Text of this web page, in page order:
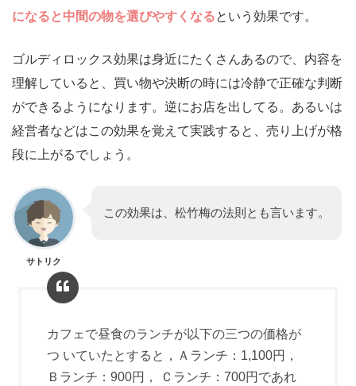
になると中間の物を選びやすくなるという効果です。
ゴルディロックス効果は身近にたくさんあるので、内容を
理解していると、買い物や決断の時には冷静で正確な判断
ができるようになります。逆にお店を出してる。あるいは
経営者などはこの効果を覚えて実践すると、売り上げが格
段に上がるでしょう。
サトリク
この効果は、松竹梅の法則とも言います。
カフェで昼食のランチが以下の三つの価格が
つ いていたとすると，Ａランチ：1,100円，
Ｂランチ：900円， Ｃランチ：700円であれ